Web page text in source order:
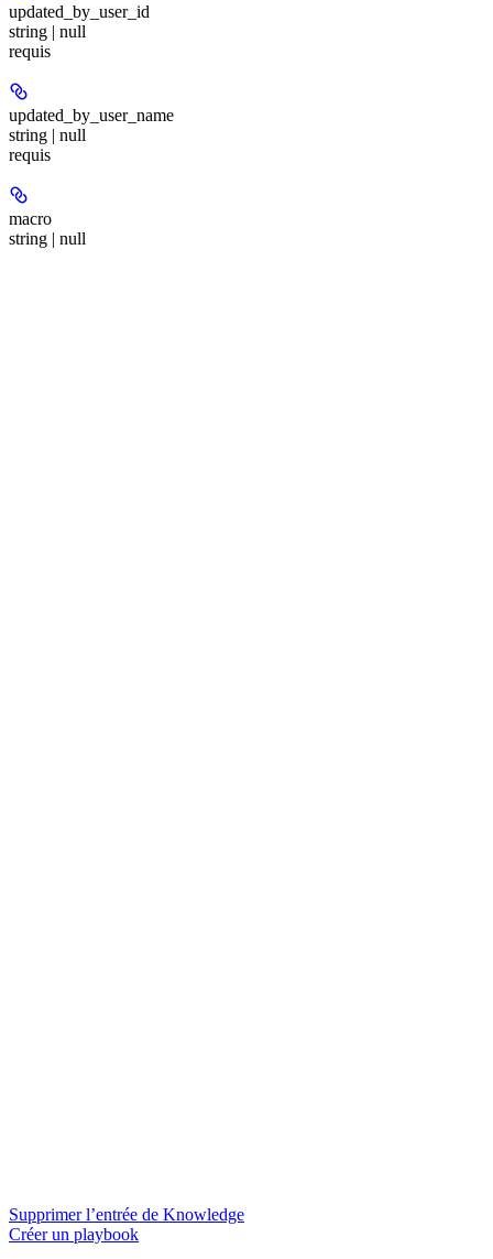
updated_by_user_id
string | null
requis
updated_by_user_name
string | null
requis
macro
string | null
Supprimer l’entrée de Knowledge
Créer un playbook